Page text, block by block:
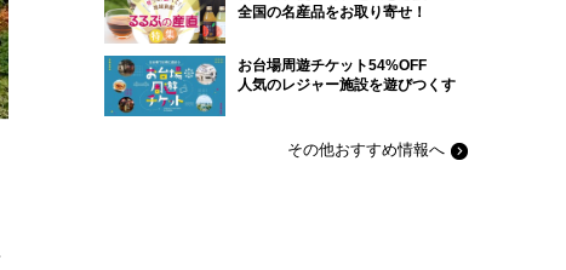
全国の名産品をお取り寄せ！
お台場周遊チケット54%OFF
人気のレジャー施設を遊びつくす
その他おすすめ情報へ